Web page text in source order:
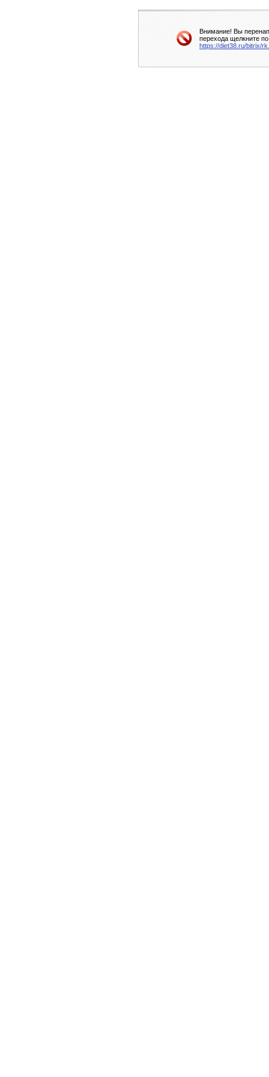
Внимание! Вы
перехода щелкните
https://diet38.ru/bitrix/